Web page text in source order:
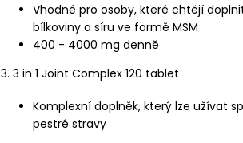
Vhodné pro osoby, které chtějí
bílkoviny a síru ve formě MSM
400 - 4000 mg denně
3. 3 in 1 Joint Complex 120 tablet
Komplexní doplněk, který lze užívat
pestré stravy